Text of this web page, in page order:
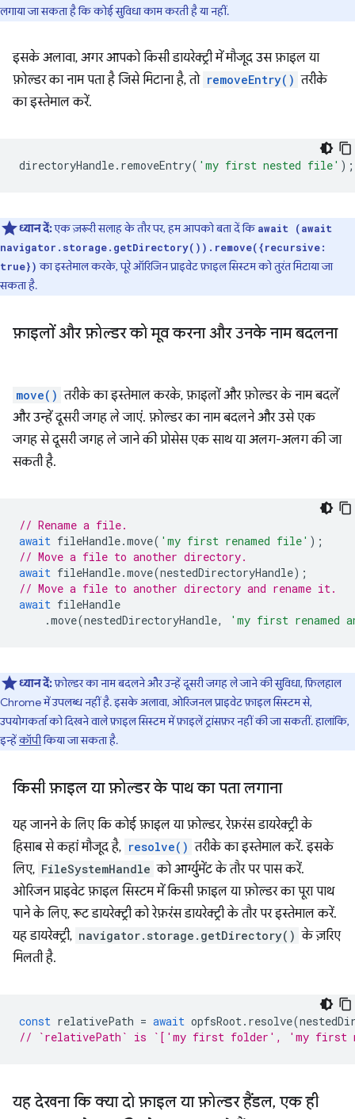
लगाया जा सकता है कि कोई सुविधा काम करती है या नहीं.
इसके अलावा, अगर आपको किसी डायरेक्ट्री में मौजूद उस फ़ाइल या
फ़ोल्डर का नाम पता है जिसे मिटाना है, तो removeEntry() तरीके
का इस्तेमाल करें.
directoryHandle. removeEntry( 'my first nested file' );
ध्यान दें:एक ज़रूरी सलाह के तौर पर, हम आपको बता दें कि await (await
navigator.storage.getDirectory()).remove({recursive:
true}) का इस्तेमाल करके, पूरे ऑरिजिन प्राइवेट फ़ाइल सिस्टम को तुरंत मिटाया जा
सकता है.
फ़ाइलों और फ़ोल्डर को मूव करना और उनके नाम बदलना
move() तरीके का इस्तेमाल करके, फ़ाइलों और फ़ोल्डर के नाम बदलें
और उन्हें दूसरी जगह ले जाएं. फ़ोल्डर का नाम बदलने और उसे एक
जगह से दूसरी जगह ले जाने की प्रोसेस एक साथ या अलग-अलग की जा
सकती है.
// Rename a file.
await fileHandle.move( 'my first renamed file' );
// Move a file to another directory.
await fileHandle.move(nestedDirectoryHandle);
// Move a file to another directory and rename it.
await fileHandle
.move(nestedDirectoryHandle, 'my first renamed
ध्यान दें:फ़ोल्डर का नाम बदलने और उन्हें दूसरी जगह ले जाने की सुविधा, फ़िलहाल
Chrome में उपलब्ध नहीं है. इसके अलावा, ओरिजनल प्राइवेट फ़ाइल सिस्टम से,
उपयोगकर्ता को दिखने वाले फ़ाइल सिस्टम में फ़ाइलें ट्रांसफ़र नहीं की जा सकतीं. हालांकि,
इन्हेंकॉपीकिया जा सकता है.
किसी फ़ाइल या फ़ोल्डर के पाथ का पता लगाना
यह जानने के लिए कि कोई फ़ाइल या फ़ोल्डर, रेफ़रंस डायरेक्ट्री के
हिसाब से कहां मौजूद है, resolve() तरीके का इस्तेमाल करें. इसके
लिए, FileSystemHandle को आर्ग्युमेंट के तौर पर पास करें.
ओरिजन प्राइवेट फ़ाइल सिस्टम में किसी फ़ाइल या फ़ोल्डर का पूरा पाथ
पाने के लिए, रूट डायरेक्ट्री को रेफ़रंस डायरेक्ट्री के तौर पर इस्तेमाल करें.
यह डायरेक्ट्री, navigator.storage.getDirectory() के ज़रिए
मिलती है.
const relativePath = await opfsRoot . resolve(
// `relativePath` is `['my first folder', 'my first
यह देखना कि क्या दो फ़ाइल या फ़ोल्डर हैंडल, एक ही